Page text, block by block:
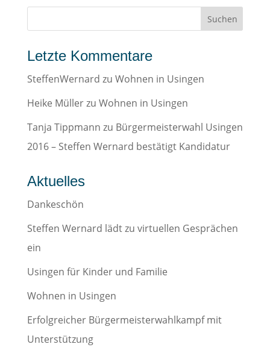
Letzte Kommentare
SteffenWernard zu Wohnen in Usingen
Heike Müllerzu Wohnen in Usingen
Tanja Tippmann zu Bürgermeisterwahl Usingen
2016 – Steffen Wernard bestätigt Kandidatur
Aktuelles
Dankeschön
Steffen Wernard lädt zu virtuellen Gesprächen
ein
Usingen für Kinder und Familie
Wohnen in Usingen
Erfolgreicher Bürgermeisterwahlkampf mit
Unterstützung